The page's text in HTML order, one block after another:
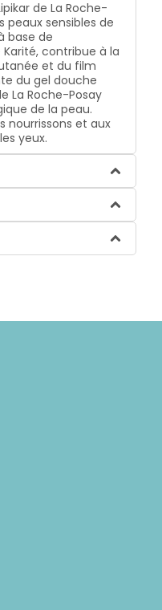
de La Roche-
peaux sensibles de
base de
contribue à la
et du film
du gel douche
La Roche-Posay
de la peau.
nourrissons et aux
yeux.